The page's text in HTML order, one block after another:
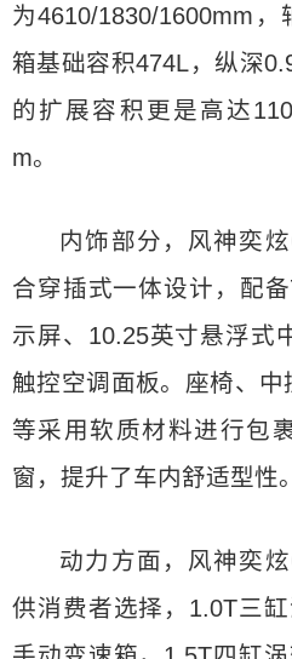
为4610/1830/1600mm
箱基础容积474L，纵深
的扩展容积更是高达
m。
内饰部分，风神奕
合穿插式一体设计，配
示屏、10.25英寸悬浮式
触控空调面板。座椅、
等采用软质材料进行包
窗，提升了车内舒适型
动力方面，风神奕
供消费者选择，1.0T三